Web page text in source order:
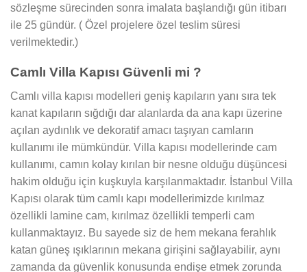
sözleşme sürecinden sonra imalata başlandığı gün itibarı
ile 25 gündür. ( Özel projelere özel teslim süresi
verilmektedir.)
Camlı Villa Kapısı Güvenli mi ?
Camlı villa kapısı modelleri geniş kapıların yanı sıra tek
kanat kapıların sığdığı dar alanlarda da ana kapı üzerine
açılan aydınlık ve dekoratif amacı taşıyan camların
kullanımı ile mümkündür. Villa kapısı modellerinde cam
kullanımı, camın kolay kırılan bir nesne olduğu düşüncesi
hakim olduğu için kuşkuyla karşılanmaktadır. İstanbul Villa
Kapısı olarak tüm camlı kapı modellerimizde kırılmaz
özellikli lamine cam, kırılmaz özellikli temperli cam
kullanmaktayız. Bu sayede siz de hem mekana ferahlık
katan güneş ışıklarının mekana girişini sağlayabilir, aynı
zamanda da güvenlik konusunda endişe etmek zorunda